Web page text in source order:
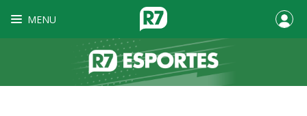
MENU